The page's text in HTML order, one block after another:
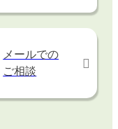
メールでの
ご相談